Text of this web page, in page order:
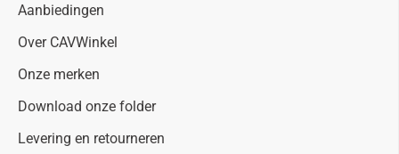
Aanbiedingen
Over CAVWinkel
Onze merken
Download onze folder
Levering en retourneren